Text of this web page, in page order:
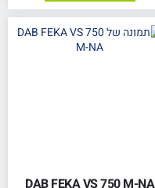
DAB FEKA VS 750 M-NA